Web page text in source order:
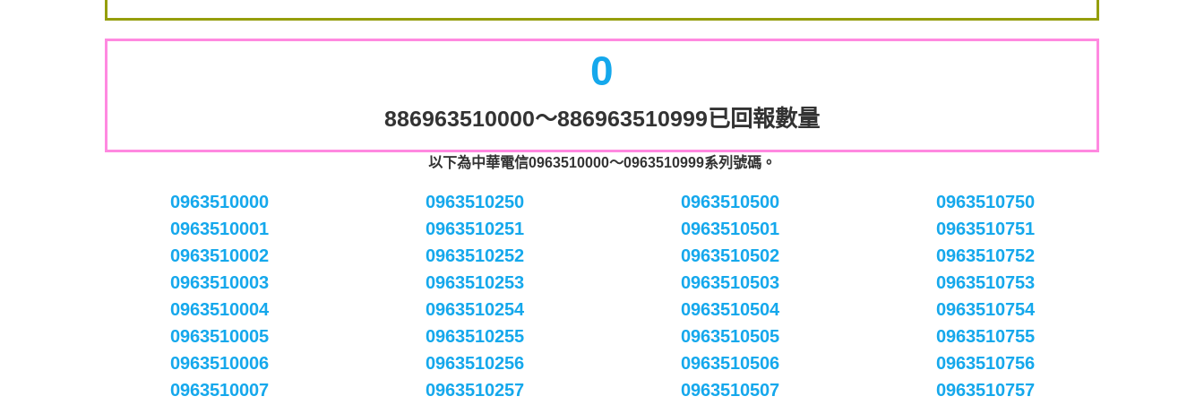
0
886963510000～886963510999已回報數量
以下為中華電信0963510000～0963510999系列號碼。
0963510000
0963510001
0963510002
0963510003
0963510004
0963510005
0963510006
0963510007
0963510250
0963510251
0963510252
0963510253
0963510254
0963510255
0963510256
0963510257
0963510500
0963510501
0963510502
0963510503
0963510504
0963510505
0963510506
0963510507
0963510750
0963510751
0963510752
0963510753
0963510754
0963510755
0963510756
0963510757